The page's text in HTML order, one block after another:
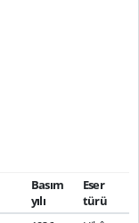
Basım
yılı
Eser
türü